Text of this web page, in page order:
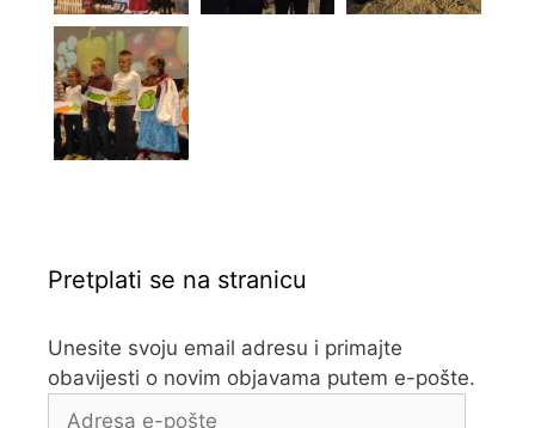
Pretplati se na stranicu
Unesite svoju email adresu i primajte
obavijesti o novim objavama putem e-pošte.
Adresa